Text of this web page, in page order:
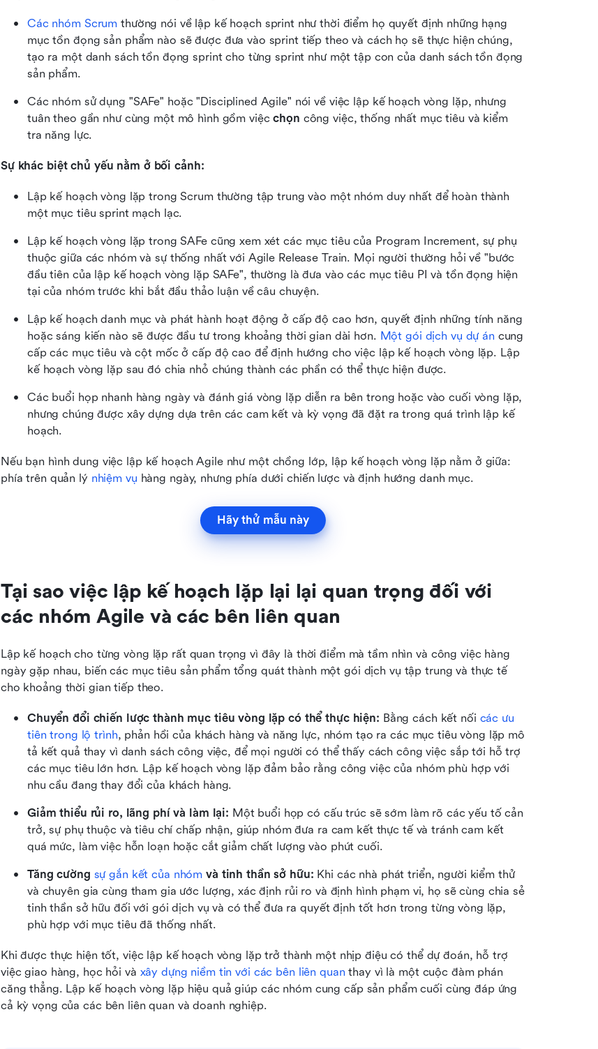
Các nhóm Scrum thường nói về lập kế hoạch sprint như thời điểm họ quyết định những hạng
mục tồn đọng sản phẩm nào sẽ được đưa vào sprint tiếp theo và cách họ sẽ thực hiện chúng,
tạo ra một danh sách tồn đọng sprint cho từng sprint như một tập con của danh sách tồn đọng
sản phẩm.
Các nhóm sử dụng "SAFe" hoặc "Disciplined Agile" nói về việc lập kế hoạch vòng lặp, nhưng
tuân theo gần như cùng một mô hình gồm việc chọn công việc, thống nhất mục tiêu và kiểm
tra năng lực.
Sự khác biệt chủ yếu nằm ở bối cảnh:
Lập kế hoạch vòng lặp trong Scrum thường tập trung vào một nhóm duy nhất để hoàn thành
một mục tiêu sprint mạch lạc.
Lập kế hoạch vòng lặp trong SAFe cũng xem xét các mục tiêu của Program Increment, sự phụ
thuộc giữa các nhóm và sự thống nhất với Agile Release Train. Mọi người thường hỏi về "bước
đầu tiên của lập kế hoạch vòng lặp SAFe", thường là đưa vào các mục tiêu PI và tồn đọng hiện
tại của nhóm trước khi bắt đầu thảo luận về câu chuyện.
Lập kế hoạch danh mục và phát hành hoạt động ở cấp độ cao hơn, quyết định những tính năng
hoặc sáng kiến nào sẽ được đầu tư trong khoảng thời gian dài hơn. Một gói dịch vụ dự án cung
cấp các mục tiêu và cột mốc ở cấp độ cao để định hướng cho việc lập kế hoạch vòng lặp. Lập
kế hoạch vòng lặp sau đó chia nhỏ chúng thành các phần có thể thực hiện được.
Các buổi họp nhanh hàng ngày và đánh giá vòng lặp diễn ra bên trong hoặc vào cuối vòng lặp,
nhưng chúng được xây dựng dựa trên các cam kết và kỳ vọng đã đặt ra trong quá trình lập kế
hoạch.
Nếu bạn hình dung việc lập kế hoạch Agile như một chồng lớp, lập kế hoạch vòng lặp nằm ở giữa:
phía trên quản lý nhiệm vụ hàng ngày, nhưng phía dưới chiến lược và định hướng danh mục.
Hãy thử mẫu này
Tại sao việc lập kế hoạch lặp lại lại quan trọng đối với
các nhóm Agile và các bên liên quan
Lập kế hoạch cho từng vòng lặp rất quan trọng vì đây là thời điểm mà tầm nhìn và công việc hàng
ngày gặp nhau, biến các mục tiêu sản phẩm tổng quát thành một gói dịch vụ tập trung và thực tế
cho khoảng thời gian tiếp theo.
Chuyển đổi chiến lược thành mục tiêu vòng lặp có thể thực hiện: Bằng cách kết nối các ưu
tiên trong lộ trình, phản hồi của khách hàng và năng lực, nhóm tạo ra các mục tiêu vòng lặp mô
tả kết quả thay vì danh sách công việc, để mọi người có thể thấy cách công việc sắp tới hỗ trợ
các mục tiêu lớn hơn. Lập kế hoạch vòng lặp đảm bảo rằng công việc của nhóm phù hợp với
nhu cầu đang thay đổi của khách hàng.
Giảm thiểu rủi ro, lãng phí và làm lại: Một buổi họp có cấu trúc sẽ sớm làm rõ các yếu tố cản
trở, sự phụ thuộc và tiêu chí chấp nhận, giúp nhóm đưa ra cam kết thực tế và tránh cam kết
quá mức, làm việc hỗn loạn hoặc cắt giảm chất lượng vào phút cuối.
Tăng cường sự gắn kết của nhóm và tinh thần sở hữu: Khi các nhà phát triển, người kiểm thử
và chuyên gia cùng tham gia ước lượng, xác định rủi ro và định hình phạm vi, họ sẽ cùng chia sẻ
tinh thần sở hữu đối với gói dịch vụ và có thể đưa ra quyết định tốt hơn trong từng vòng lặp,
phù hợp với mục tiêu đã thống nhất.
Khi được thực hiện tốt, việc lập kế hoạch vòng lặp trở thành một nhịp điệu có thể dự đoán, hỗ trợ
việc giao hàng, học hỏi và xây dựng niềm tin với các bên liên quan thay vì là một cuộc đàm phán
căng thẳng. Lập kế hoạch vòng lặp hiệu quả giúp các nhóm cung cấp sản phẩm cuối cùng đáp ứng
cả kỳ vọng của các bên liên quan và doanh nghiệp.